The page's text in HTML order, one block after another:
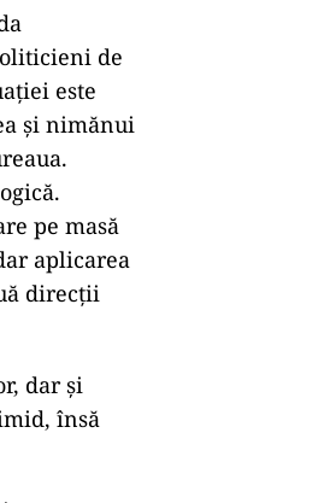
de
este
și nimănui
pe masă
aplicarea
direcții
dar și
însă